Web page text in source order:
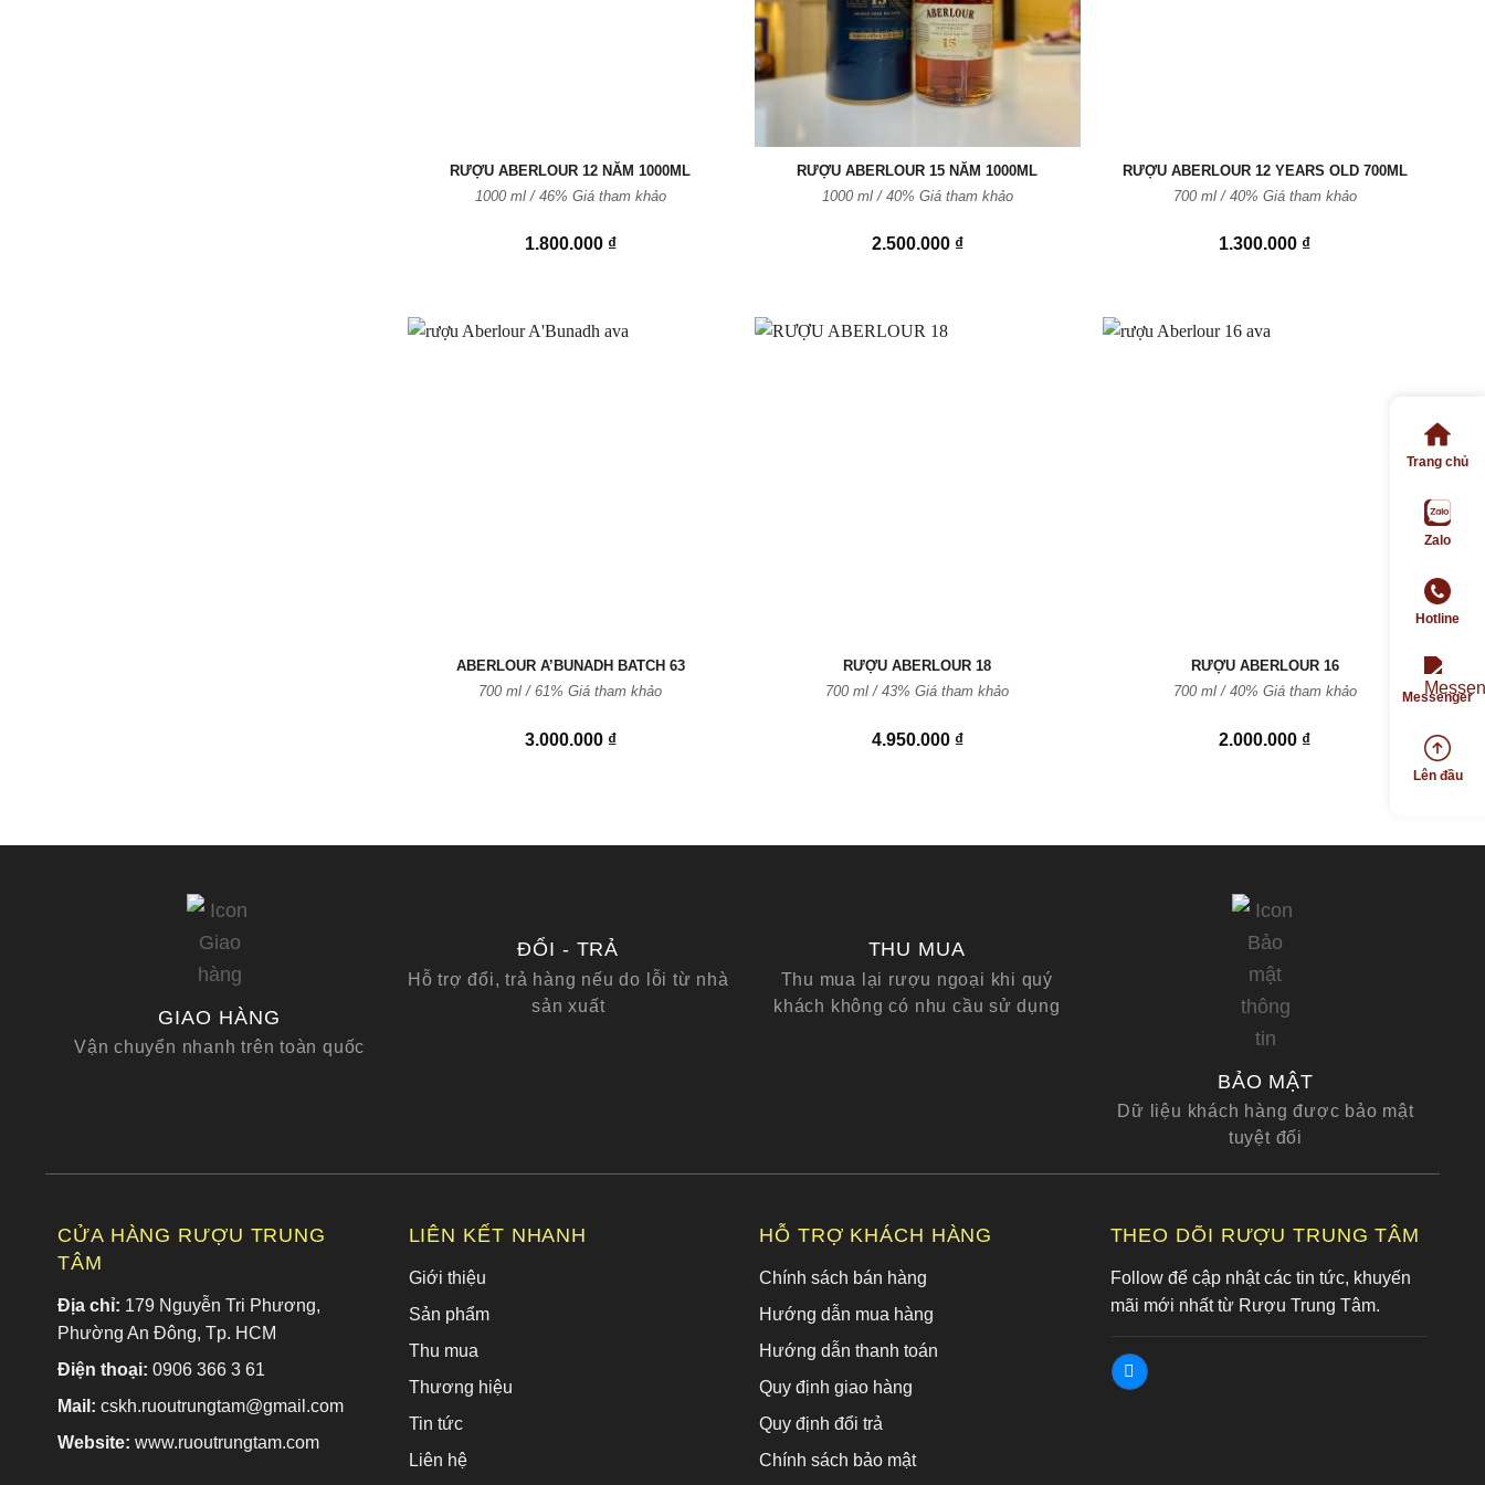
RƯỢU ABERLOUR 12 NĂM 1000ML
1.800.000 ₫
1000 ml / 46% Giá tham khảo
RƯỢU ABERLOUR 15 NĂM 1000ML
2.500.000 ₫
1000 ml / 40% Giá tham khảo
RƯỢU ABERLOUR 12 YEARS OLD 700ML
1.300.000 ₫
700 ml / 40% Giá tham khảo
ABERLOUR A’BUNADH BATCH 63
3.000.000 ₫
700 ml / 61% Giá tham khảo
RƯỢU ABERLOUR 18
4.950.000 ₫
700 ml / 43% Giá tham khảo
RƯỢU ABERLOUR 16
2.000.000 ₫
700 ml / 40% Giá tham khảo
GIAO HÀNG
Vận chuyển nhanh trên toàn quốc
ĐỔI - TRẢ
Hỗ trợ đổi, trả hàng nếu do lỗi từ nhà
sản xuất
THU MUA
Thu mua lại rượu ngoại khi quý
khách không có nhu cầu sử dụng
BẢO MẬT
Dữ liệu khách hàng được bảo mật
tuyệt đối
CỬA HÀNG RƯỢU TRUNG
TÂM
Địa chỉ: 179 Nguyễn Tri Phương,
Phường An Đông, Tp. HCM
Điện thoại: 0906 366 3 61
Mail: cskh.ruoutrungtam@gmail.com
Website: www.ruoutrungtam.com
LIÊN KẾT NHANH
Giới thiệu
Sản phẩm
Thu mua
Thương hiệu
Tin tức
Liên hệ
HỖ TRỢ KHÁCH HÀNG
Chính sách bán hàng
Hướng dẫn mua hàng
Hướng dẫn thanh toán
Quy định giao hàng
Quy định đổi trả
Chính sách bảo mật
THEO DÕI RƯỢU TRUNG TÂM
Follow để cập nhật các tin tức, khuyến
mãi mới nhất từ Rượu Trung Tâm.
Trang chủ
Zalo
Hotline
Messenger
Lên đầu